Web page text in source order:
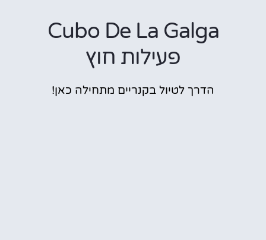
Cubo De La Galga
פעילות חוץ
הדרך לטיול בקנריים מתחילה כאן!